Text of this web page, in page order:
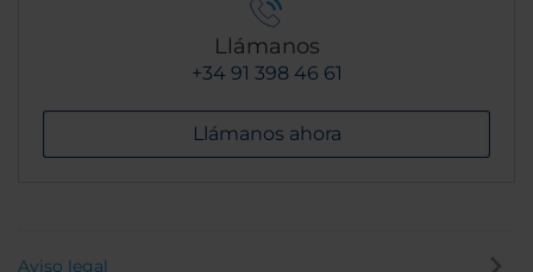
Llámanos
+34 91 398 46 61
Llámanos ahora
Aviso legal